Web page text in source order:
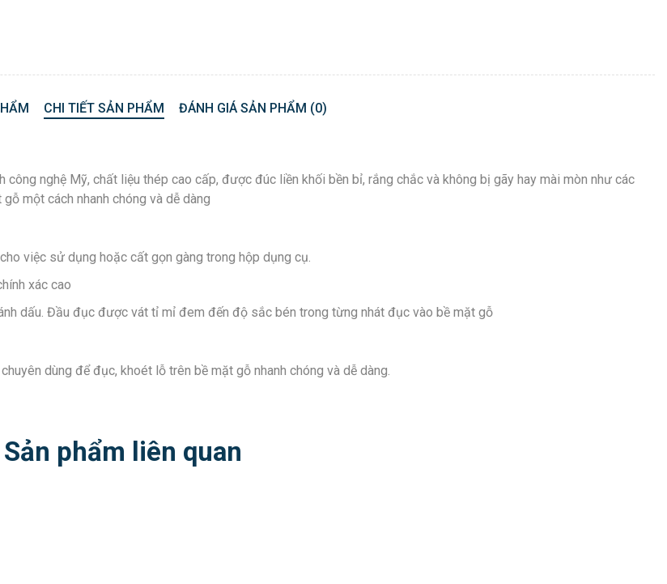
CHI TIẾT SẢN PHẨM ĐÁNH GIÁ SẢN PHẨM (0)
nghệ Mỹ, chất liệu thép cao cấp, được đúc liền khối bền bỉ, rắng chắc và không bị gãy hay mài mòn như các
một cách nhanh chóng và dễ dàng
việc sử dụng hoặc cất gọn gàng trong hộp dụng cụ.
xác cao
dấu. Đầu đục được vát tỉ mỉ đem đến độ sắc bén trong từng nhát đục vào bề mặt gỗ
dùng để đục, khoét lỗ trên bề mặt gỗ nhanh chóng và dễ dàng.
Sản phẩm liên quan